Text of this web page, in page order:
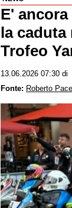
E'
la caduta
Trofeo
13.06.2026 07:30 di
Fonte: Roberto Pace